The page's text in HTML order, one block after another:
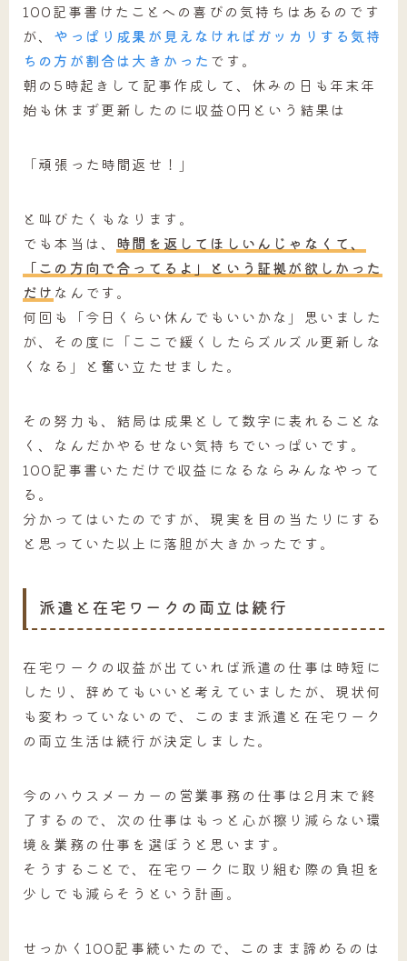
100記事書けたことへの喜びの気持ちはあるのです
が、 やっぱり成果が見えなければガッカリする気持
ちの方が割合は大きかった です。
朝の5時起きして記事作成して、休みの日も年末年
始も休まず更新したのに収益0円という結果は
「頑張った時間返せ！」
と叫びたくもなります。
でも本当は、 時間を返してほしいんじゃなくて、
「この方向で合ってるよ」という証拠が欲しかった
だけ なんです。
何回も「今日くらい休んでもいいかな」思いました
が、その度に「ここで緩くしたらズルズル更新しな
くなる」と奮い立たせました。
その努力も、結局は成果として数字に表れることな
く、なんだかやるせない気持ちでいっぱいです。
100記事書いただけで収益になるならみんなやって
る。
分かってはいたのですが、現実を目の当たりにする
と思っていた以上に落胆が大きかったです。
派遣と在宅ワークの両立は続行
在宅ワークの収益が出ていれば派遣の仕事は時短に
したり、辞めてもいいと考えていましたが、現状何
も変わっていないので、このまま派遣と在宅ワーク
の両立生活は続行が決定しました。
今のハウスメーカーの営業事務の仕事は2月末で終
了するので、次の仕事はもっと心が擦り減らない環
境＆業務の仕事を選ぼうと思います。
そうすることで、在宅ワークに取り組む際の負担を
少しでも減らそうという計画。
せっかく100記事続いたので、このまま諦めるのは